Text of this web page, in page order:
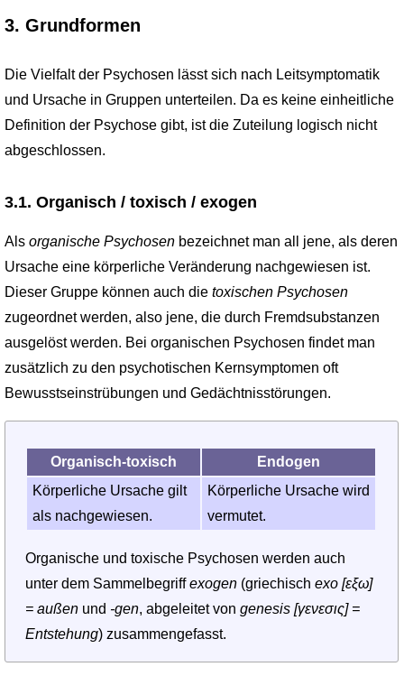
3. Grundformen
Die Vielfalt der Psychosen lässt sich nach Leitsymptomatik
und Ursache in Gruppen unterteilen. Da es keine einheitliche
Definition der Psychose gibt, ist die Zuteilung logisch nicht
abgeschlossen.
3.1. Organisch / toxisch / exogen
Als organische Psychosenbezeichnet man all jene, als deren
Ursache eine körperliche Veränderung nachgewiesen ist.
Dieser Gruppe können auch die toxischen Psychosen
zugeordnet werden, also jene, die durch Fremdsubstanzen
ausgelöst werden. Bei organischen Psychosen findet man
zusätzlich zu den psychotischen Kernsymptomen oft
Bewusstseinstrübungen und Gedächtnisstörungen.
Organisch-toxisch
Endogen
Körperliche Ursache gilt
als nachgewiesen.
Körperliche Ursache wird
vermutet.
Organische und toxische Psychosen werden auch
unter dem Sammelbegriffexogen (griechischexo [εξω]
= außen und -gen, abgeleitet vongenesis [γενεσις] =
Entstehung) zusammengefasst.